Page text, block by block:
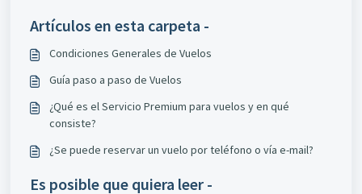
Artículos en esta carpeta -
Condiciones Generales de Vuelos
Guía paso a paso de Vuelos
¿Qué es el Servicio Premium para vuelos y en qué
consiste?
¿Se puede reservar un vuelo por teléfono o vía e-mail?
Es posible que quiera leer -